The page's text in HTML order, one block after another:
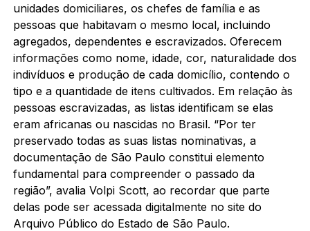
unidades domiciliares, os chefes de família e as
pessoas que habitavam o mesmo local, incluindo
agregados, dependentes e escravizados. Oferecem
informações como nome, idade, cor, naturalidade dos
indivíduos e produção de cada domicílio, contendo o
tipo e a quantidade de itens cultivados. Em relação às
pessoas escravizadas, as listas identificam se elas
eram africanas ou nascidas no Brasil. “Por ter
preservado todas as suas listas nominativas, a
documentação de São Paulo constitui elemento
fundamental para compreender o passado da
região”, avalia Volpi Scott, ao recordar que parte
delas pode ser acessada digitalmente no site do
Arquivo Público do Estado de São Paulo.